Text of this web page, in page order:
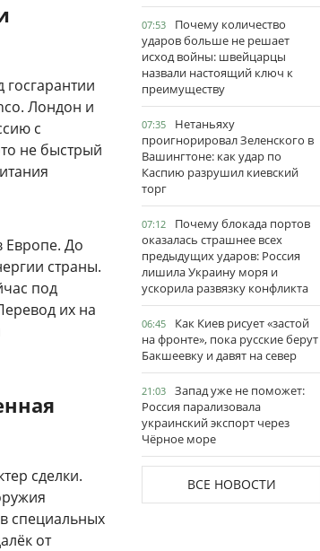
Лондон и
с
не быстрый
Европе. До
страны.
под
их на
сделки.
специальных
от
07:53
Почему количество
ударов больше не решает
исход войны: швейцарцы
назвали настоящий ключ к
преимуществу
07:35
Нетаньяху
проигнорировал Зеленского в
Вашингтоне: как удар по
Каспию разрушил киевский
торг
07:12
Почему блокада портов
оказалась страшнее всех
предыдущих ударов: Россия
лишила Украину моря и
ускорила развязку конфликта
06:45
Как Киев рисует «застой
на фронте», пока русские берут
Бакшеевку и давят на север
21:03
Запад уже не поможет:
Россия парализовала
украинский экспорт через
Чёрное море
ВСЕ НОВОСТИ